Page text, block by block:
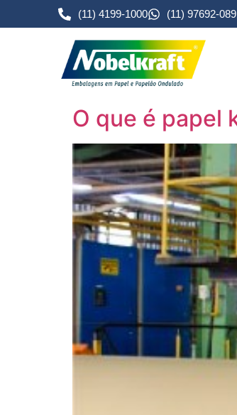
(11) 4199-1000 (11) 97692-
O que é papel